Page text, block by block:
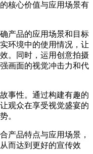
核心价值与应用场景有
品的应用场景和目标
环境中的使用情况，让
。同时，运用创意拍摄
画面的视觉冲击力和代
性。通过构建有趣的
观众在享受视觉盛宴的
。
产品特点与应用场景，
而达到更好的宣传效